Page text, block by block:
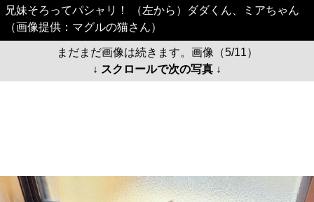
兄妹そろってパシャリ！ （左から）ダダくん、ミアちゃん
（画像提供：マグルの猫さん）
まだまだ画像は続きます。画像（5/11）
↓ スクロールで次の写真 ↓